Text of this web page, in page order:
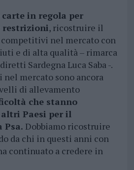
carte in regola per
restrizioni, ricostruire il
competitivi nel mercato con
e di alta qualità – rimarca
Sardegna Luca Saba -.
nel mercato sono ancora
di allevamento
che stanno
Paesi per il
Psa. Dobbiamo ricostruire
da chi in questi anni con
continuato a credere in